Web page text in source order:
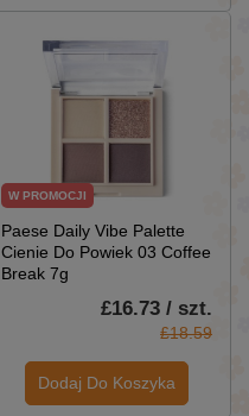
W PROMOCJI
Paese Daily Vibe Palette
Cienie Do Powiek 03 Coffee
Break 7g
£16.73 / szt.
£18.59
Dodaj Do Koszyka